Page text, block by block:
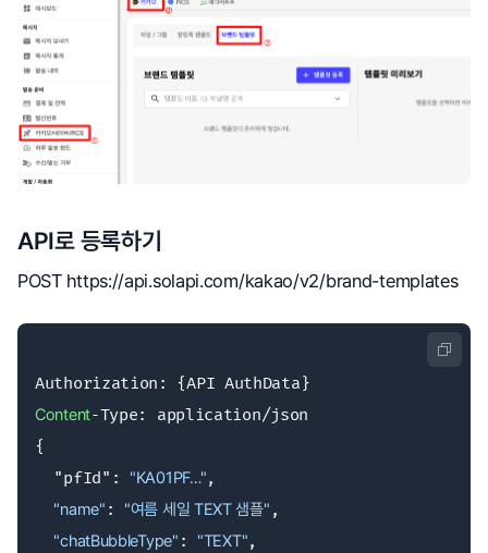
API로 등록하기
POST https://api.solapi.com/kakao/v2/brand-templates
Content‑Type: application/json
{
  "pfId":
"KA01PF…",
"name" : "여름 세일 TEXT 샘플" ,
"chatBubbleType" : "TEXT",